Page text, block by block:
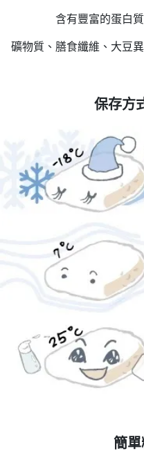
含有豐富的蛋白
礦物質、膳食纖維、大豆
保存方
簡